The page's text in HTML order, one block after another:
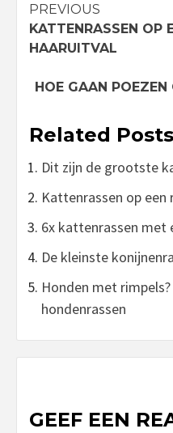
Continue
Reading
PREVIOUS
KATTENRASSEN OP
HAARUITVAL
HOE GAAN
Related Posts
Dit zijn de grootste
Kattenrassen op
6x kattenrassen met
De kleinste
Honden met
hondenrassen
GEEF EEN